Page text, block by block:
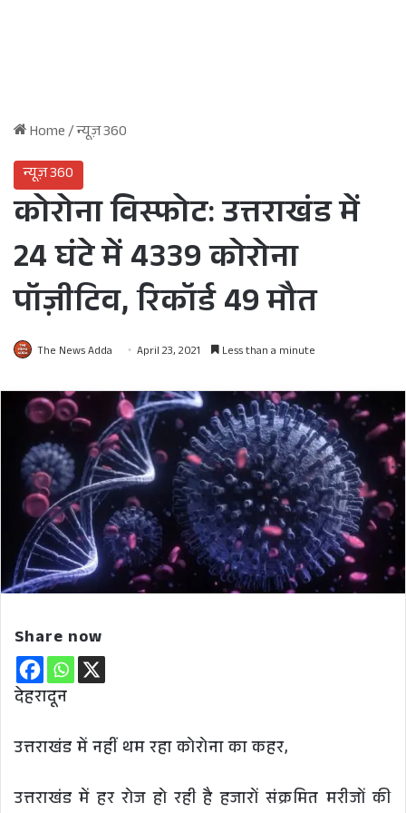
Home/न्यूज़ 360
न्यूज़ 360
कोरोना विस्फोट: उत्तराखंड में
24 घंटे में 4339 कोरोना
पॉज़ीटिव, रिकॉर्ड 49 मौत
The News Adda April 23, 2021 Less than a minute
Share now
देहरादून
उत्तराखंड में नहीं थम रहा कोरोना का कहर,
उत्तराखंड में हर रोज हो रही है हजारों संक्रमित मरीजों की